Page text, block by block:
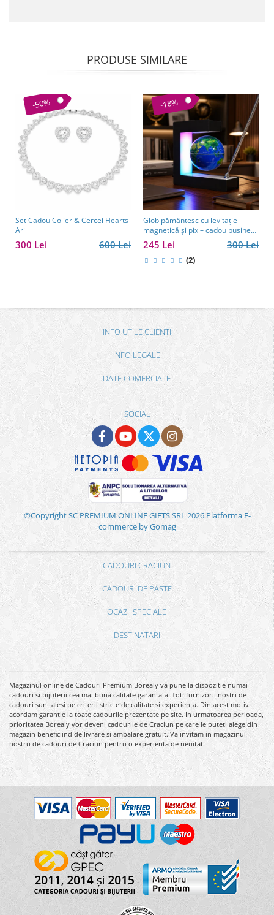
PRODUSE SIMILARE
-50%
Set Cadou Colier & Cercei Hearts
Ari
600 Lei
300 Lei
-18%
Glob pământesc cu levitație
magnetică și pix – cadou business
pentru bărbați pasionați de
tehnologie și călătorii
300 Lei
245 Lei
(2)
INFO UTILE CLIENTI
INFO LEGALE
DATE COMERCIALE
SOCIAL
©Copyright SC PREMIUM ONLINE GIFTS SRL 2026 Platforma E-
commerce by Gomag
CADOURI CRACIUN
CADOURI DE PASTE
OCAZII SPECIALE
DESTINATARI
Magazinul online de Cadouri Premium Borealy va pune la dispozitie numai
cadouri si bijuterii cea mai buna calitate garantata. Toti furnizorii nostri de
cadouri sunt alesi pe criterii stricte de calitate si experienta. Din acest motiv
acordam garantie la toate cadourile prezentate pe site. In urmatoarea perioada,
prioritatea Borealy vor deveni cadourile de Craciun pe care le puteti alege din
magazin beneficiind de livrare si ambalare gratuit. Va invitam in magazinul
nostru de cadouri de Craciun pentru o experienta de neuitat!